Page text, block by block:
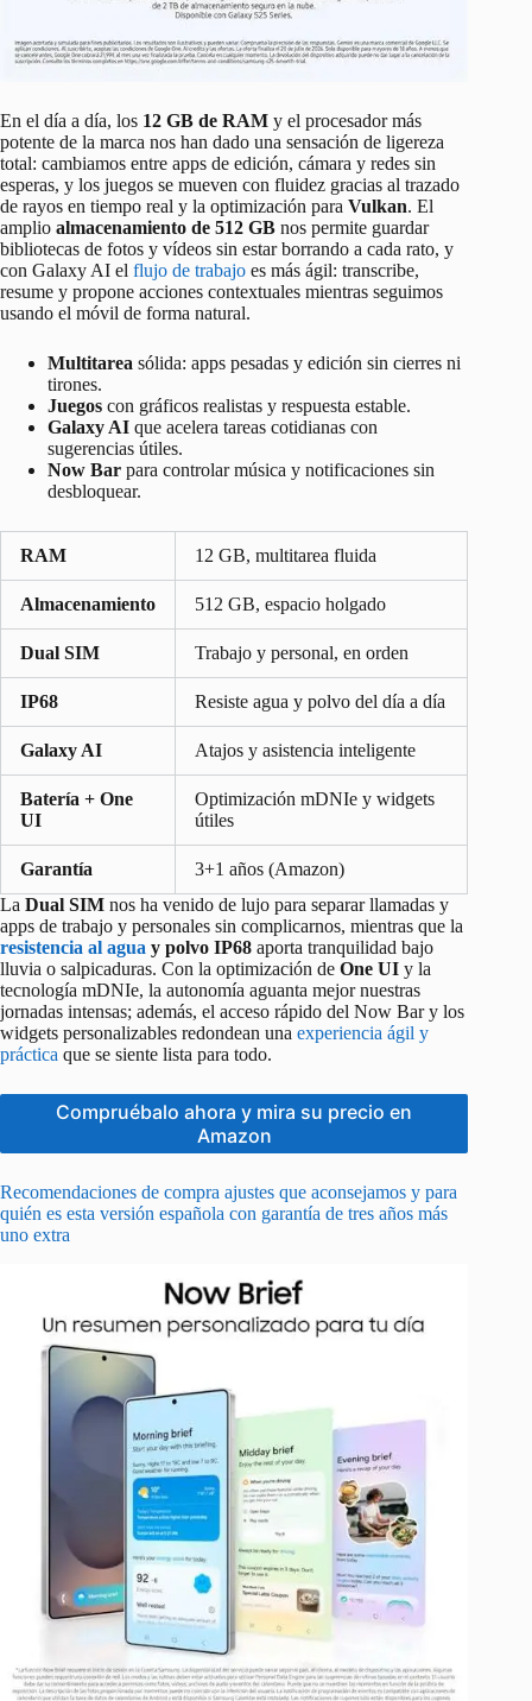
En el día a día, los 12 GB de RAM y el procesador más
potente de la marca nos han dado una sensación de ligereza
total: cambiamos entre apps de edición, cámara y redes sin
esperas, y los juegos se mueven con fluidez gracias al trazado
de rayos en tiempo real y la optimización para Vulkan. El
amplio almacenamiento de 512 GB nos permite guardar
bibliotecas de fotos y vídeos sin estar borrando a cada rato, y
con Galaxy AI el flujo de trabajo es más ágil: transcribe,
resume y propone acciones contextuales mientras seguimos
usando el móvil de forma natural.
Multitarea sólida: apps pesadas y edición sin cierres ni
tirones.
Juegos con gráficos realistas y respuesta estable.
Galaxy AI que acelera tareas cotidianas con
sugerencias útiles.
Now Bar para controlar música y notificaciones sin
desbloquear.
RAM 12 GB, multitarea fluida
Almacenamiento 512 GB, espacio holgado
Dual SIM Trabajo y personal, en orden
IP68 Resiste agua y polvo del día a día
Galaxy AI Atajos y asistencia inteligente
Batería + One
UI
Optimización mDNIe y widgets
útiles
Garantía
3+1 años (Amazon)
La Dual SIM nos ha venido de lujo para separar llamadas y
apps de trabajo y personales sin complicarnos, mientras que la
resistencia al agua y polvo IP68 aporta tranquilidad bajo
lluvia o salpicaduras. Con la optimización de One UI y la
tecnología mDNIe, la autonomía aguanta mejor nuestras
jornadas intensas; además, el acceso rápido del Now Bar y los
widgets personalizables redondean una experiencia ágil y
práctica que se siente lista para todo.
Compruébalo ahora y mira su precio en
Amazon
Recomendaciones de compra ajustes que aconsejamos y para
quién es esta versión española con garantía de tres años más
uno extra